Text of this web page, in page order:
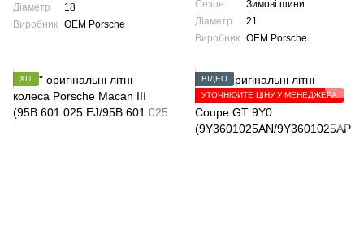
Діаметр
18
Виробник OEM Porsche
Сезон
Зимові шини
Діаметр
21
Виробник OEM Porsche
ХІТ
ВІДЕО
УТОЧНЮЙТЕ ЦІНУ У МЕНЕДЖЕРА